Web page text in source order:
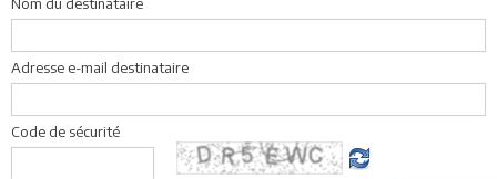
Adresse e-mail destinataire
Code de sécurité